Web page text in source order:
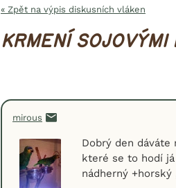
« Zpět na výpis diskusních vláken
KRMENÍ SOJOVÝMI
mirous
Dobrý den
které se to hodí
nádherný +horský